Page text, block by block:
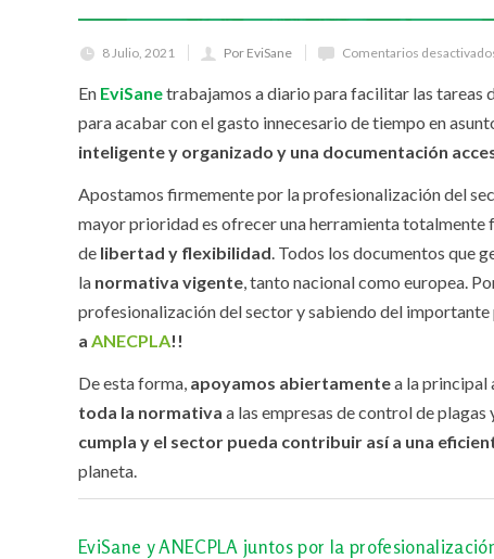
8 Julio, 2021 Por EviSane Comentarios
En EviSanetrabajamos a diario para facilitar las tareas
para acabar con el gasto innecesario de tiempo en
inteligente y organizado y una documentación
Apostamos firmemente por la profesionalización del
mayor prioridad es ofrecer una herramienta totalmente
de libertad y flexibilidad. Todos los documentos que
la normativa vigente, tanto nacional como europea.
profesionalización del sector y sabiendo del
a ANECPLA!!
De esta forma, apoyamos abiertamentea la principal
toda la normativa a las empresas de control de
cumpla y el sector pueda contribuir así a una
planeta.
EviSane y ANECPLA juntos por la